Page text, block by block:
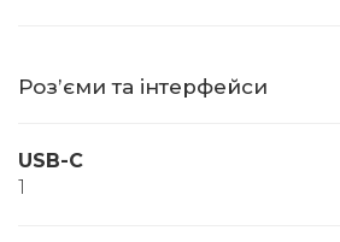
Розʼєми та інтерфейси
USB-C
1